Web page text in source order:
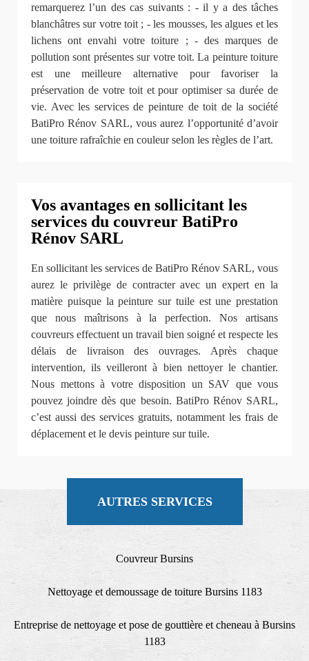
remarquerez l’un des cas suivants : - il y a des tâches
blanchâtres sur votre toit ; - les mousses, les algues et les
lichens ont envahi votre toiture ; - des marques de
pollution sont présentes sur votre toit. La peinture toiture
est une meilleure alternative pour favoriser la
préservation de votre toit et pour optimiser sa durée de
vie. Avec les services de peinture de toit de la société
BatiPro Rénov SARL, vous aurez l’opportunité d’avoir
une toiture rafraîchie en couleur selon les règles de l’art.
Vos avantages en sollicitant les
services du couvreur BatiPro
Rénov SARL
En sollicitant les services de BatiPro Rénov SARL, vous
aurez le privilège de contracter avec un expert en la
matière puisque la peinture sur tuile est une prestation
que nous maîtrisons à la perfection. Nos artisans
couvreurs effectuent un travail bien soigné et respecte les
délais de livraison des ouvrages. Après chaque
intervention, ils veilleront à bien nettoyer le chantier.
Nous mettons à votre disposition un SAV que vous
pouvez joindre dès que besoin. BatiPro Rénov SARL,
c’est aussi des services gratuits, notamment les frais de
déplacement et le devis peinture sur tuile.
AUTRES SERVICES
Couvreur Bursins
Nettoyage et demoussage de toiture Bursins 1183
Entreprise de nettoyage et pose de gouttière et cheneau à Bursins
1183